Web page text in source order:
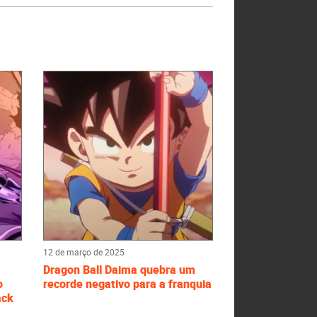
12 de março de 2025
Dragon Ball Daima quebra um
recorde negativo para a franquia